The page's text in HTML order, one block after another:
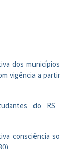
dos municípios
vigência a partir
do RS
consciência